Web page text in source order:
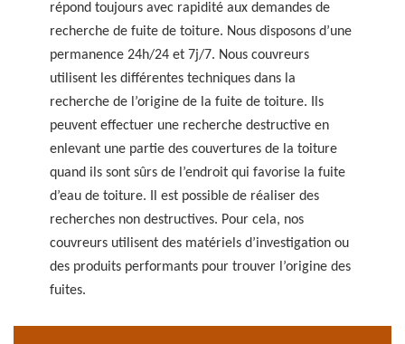
répond toujours avec rapidité aux demandes de
recherche de fuite de toiture. Nous disposons d’une
permanence 24h/24 et 7j/7. Nous couvreurs
utilisent les différentes techniques dans la
recherche de l’origine de la fuite de toiture. Ils
peuvent effectuer une recherche destructive en
enlevant une partie des couvertures de la toiture
quand ils sont sûrs de l’endroit qui favorise la fuite
d’eau de toiture. Il est possible de réaliser des
recherches non destructives. Pour cela, nos
couvreurs utilisent des matériels d’investigation ou
des produits performants pour trouver l’origine des
fuites.